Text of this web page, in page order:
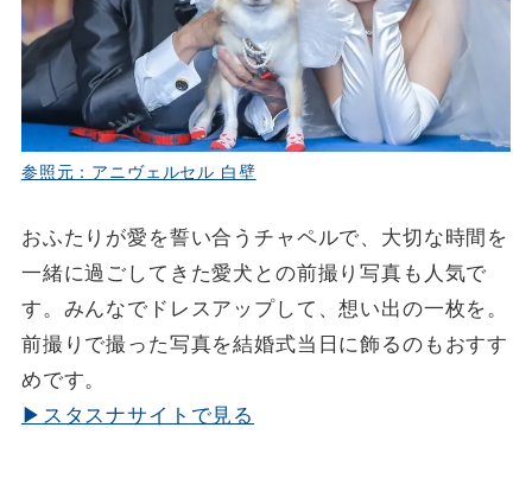
参照元：アニヴェルセル 白壁
おふたりが愛を誓い合うチャペルで、大切な時間を
一緒に過ごしてきた愛犬との前撮り写真も人気で
す。みんなでドレスアップして、想い出の一枚を。
前撮りで撮った写真を結婚式当日に飾るのもおすす
めです。
▶スタスナサイトで見る